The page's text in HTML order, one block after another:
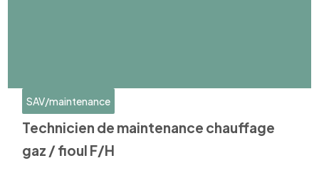
SAV/maintenance
Technicien de maintenance chauffage
gaz / fioul F/H